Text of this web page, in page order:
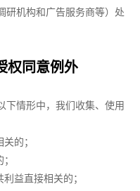
研机构和广告服务商等）处
权同意例外
下情形中，我们收集、使用
的；
益直接相关的；